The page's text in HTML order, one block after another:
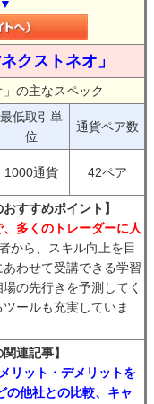
クストネオ」
の主なスペック
最低取引単
位
通貨ペア数
1000通貨 42ペア
すすめポイント】
多くのトレーダーに人
から、スキル向上を目
わせて受講できる学習
の先行きを予測してく
ールも充実していま
連記事】
リット・デメリットを
の他社との比較、キャ